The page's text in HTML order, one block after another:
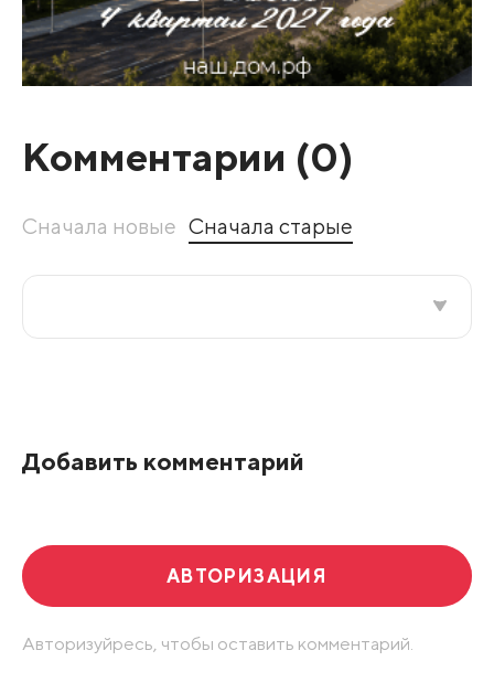
Комментарии (0)
Сначала новые Сначала старые
Добавить комментарий
АВТОРИЗАЦИЯ
Авторизуйресь, чтобы оставить комментарий.